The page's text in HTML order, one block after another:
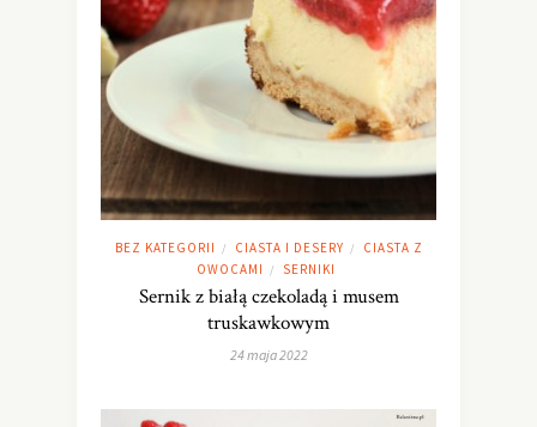
BEZ KATEGORII / CIASTA I DESERY /
CIASTA Z
OWOCAMI
/ SERNIKI
Sernik z białą czekoladą i musem
truskawkowym
24 maja 2022